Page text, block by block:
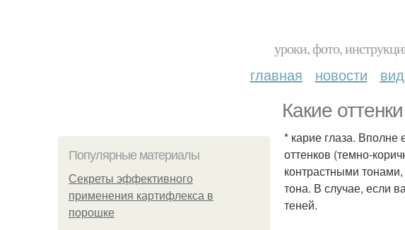
уроки, фото,
главная новости
Какие
Популярные материалы
Секреты эффективного
применения картифлекса в
порошке
* карие глаза. Вполне
оттенков (темно-
контрастными
тона. В случае, если
теней.